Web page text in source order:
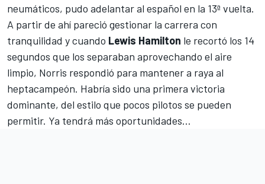
neumáticos, pudo adelantar al español en la 13ª vuelta.
A partir de ahí pareció gestionar la carrera con
tranquilidad y cuando Lewis Hamilton le recortó los 14
segundos que los separaban aprovechando el aire
limpio, Norris respondió para mantener a raya al
heptacampeón. Habría sido una primera victoria
dominante, del estilo que pocos pilotos se pueden
permitir. Ya tendrá más oportunidades…